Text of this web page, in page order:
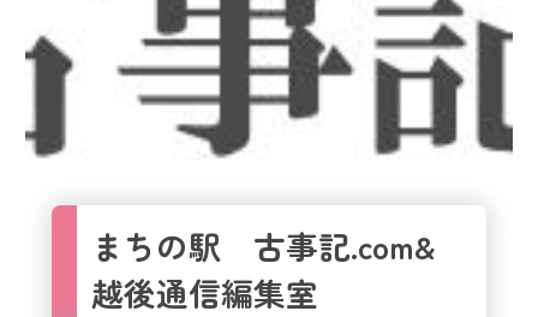
まちの駅 古事記.com&
越後通信編集室